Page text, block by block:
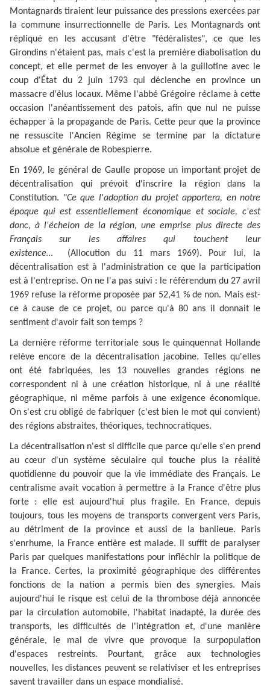
Montagnards tiraient leur puissance des pressions exercées par
la commune insurrectionnelle de Paris. Les Montagnards ont
répliqué en les accusant d'être "fédéralistes", ce que les
Girondins n'étaient pas, mais c'est la première diabolisation du
concept, et elle permet de les envoyer à la guillotine avec le
coup d'État du 2 juin 1793 qui déclenche en province un
massacre d'élus locaux. Même l'abbé Grégoire réclame à cette
occasion l'anéantissement des patois, afin que nul ne puisse
échapper à la propagande de Paris. Cette peur que la province
ne ressuscite l'Ancien Régime se termine par la dictature
absolue et générale de Robespierre.
En 1969, le général de Gaulle propose un important projet de
décentralisation qui prévoit d'inscrire la région dans la
Constitution. "Ce que l'adoption du projet apportera, en notre
époque qui est essentiellement économique et sociale, c'est
donc, à l'échelon de la région, une emprise plus directe des
Français sur les affaires qui touchent leur
existence… (Allocution du 11 mars 1969). Pour lui, la
décentralisation est à l'administration ce que la participation
est à l'entreprise. On ne l'a pas suivi : le référendum du 27 avril
1969 refuse la réforme proposée par 52,41 % de non. Mais est-
ce à cause de ce projet, ou parce qu'à 80 ans il donnait le
sentiment d'avoir fait son temps ?
La dernière réforme territoriale sous le quinquennat Hollande
relève encore de la décentralisation jacobine. Telles qu'elles
ont été fabriquées, les 13 nouvelles grandes régions ne
correspondent ni à une création historique, ni à une réalité
géographique, ni même parfois à une exigence économique.
On s'est cru obligé de fabriquer (c'est bien le mot qui convient)
des régions abstraites, théoriques, technocratiques.
La décentralisation n'est si difficile que parce qu'elle s'en prend
au cœur d'un système séculaire qui touche plus la réalité
quotidienne du pouvoir que la vie immédiate des Français. Le
centralisme avait vocation à permettre à la France d'être plus
forte : elle est aujourd'hui plus fragile. En France, depuis
toujours, tous les moyens de transports convergent vers Paris,
au détriment de la province et aussi de la banlieue. Paris
s'enrhume, la France entière est malade. Il suffit de paralyser
Paris par quelques manifestations pour infléchir la politique de
la France. Certes, la proximité géographique des différentes
fonctions de la nation a permis bien des synergies. Mais
aujourd'hui le risque est celui de la thrombose déjà annoncée
par la circulation automobile, l'habitat inadapté, la durée des
transports, les difficultés de l'intégration et, d'une manière
générale, le mal de vivre que provoque la surpopulation
d'espaces restreints. Pourtant, grâce aux technologies
nouvelles, les distances peuvent se relativiser et les entreprises
savent travailler dans un espace mondialisé.